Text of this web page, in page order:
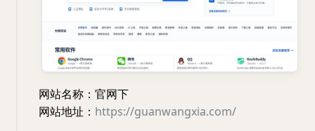
网站名称：官网下
网站地址： https://guanwangxia.com/